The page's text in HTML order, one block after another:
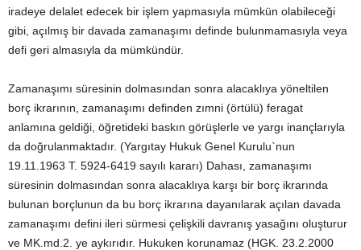
iradeye delalet edecek bir işlem yapmasıyla mümkün olabileceği
gibi, açılmış bir davada zamanaşımı definde bulunmamasıyla veya
defi geri almasıyla da mümkündür.
Zamanaşımı süresinin dolmasından sonra alacaklıya yöneltilen
borç ikrarının, zamanaşımı definden zımni (örtülü) feragat
anlamına geldiği, öğretideki baskın görüşlerle ve yargı inançlarıyla
da doğrulanmaktadır. (Yargıtay Hukuk Genel Kurulu`nun
19.11.1963 T. 5924-6419 sayılı kararı) Dahası, zamanaşımı
süresinin dolmasından sonra alacaklıya karşı bir borç ikrarında
bulunan borçlunun da bu borç ikrarına dayanılarak açılan davada
zamanaşımı defini ileri sürmesi çelişkili davranış yasağını oluşturur
ve MK.md.2. ye aykırıdır. Hukuken korunamaz (HGK. 23.2.2000